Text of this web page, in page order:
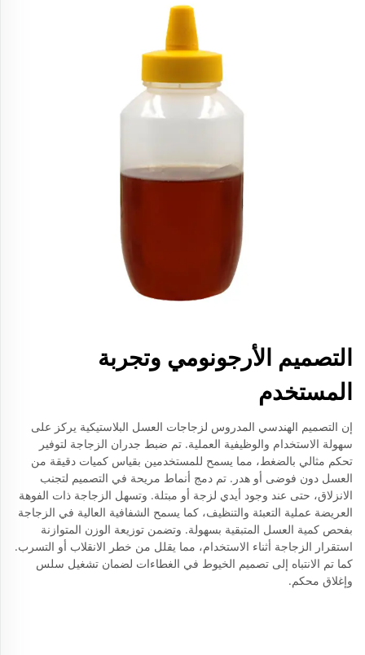
التصميم الأرجونومي وتجربة
المستخدم
إن التصميم الهندسي المدروس لزجاجات العسل البلاستيكية يركز على
سهولة الاستخدام والوظيفية العملية. تم ضبط جدران الزجاجة لتوفير
تحكم مثالي بالضغط، مما يسمح للمستخدمين بقياس كميات دقيقة من
العسل دون فوضى أو هدر. تم دمج أنماط مريحة في التصميم لتجنب
الانزلاق، حتى عند وجود أيدي لزجة أو مبتلة. وتسهل الزجاجة ذات الفوهة
العريضة عملية التعبئة والتنظيف، كما يسمح الشفافية العالية في الزجاجة
بفحص كمية العسل المتبقية بسهولة. وتضمن توزيعة الوزن المتوازنة
استقرار الزجاجة أثناء الاستخدام، مما يقلل من خطر الانقلاب أو التسرب.
كما تم الانتباه إلى تصميم الخيوط في الغطاءات لضمان تشغيل سلس
وإغلاق محكم.